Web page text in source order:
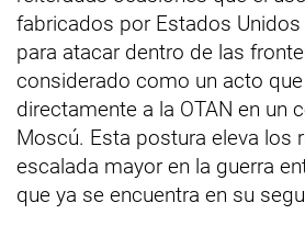
fabricados por Estados Unidos
para atacar dentro de las
considerado como un acto
directamente a la OTAN en un
Moscú. Esta postura eleva los
escalada mayor en la guerra
que ya se encuentra en su